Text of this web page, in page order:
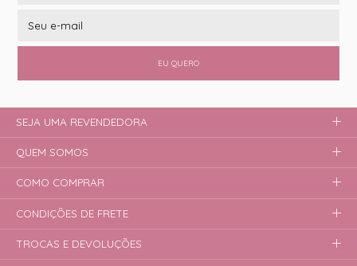
EU QUERO
SEJA UMA REVENDEDORA
QUEM SOMOS
COMO COMPRAR
CONDIÇÕES DE FRETE
TROCAS E DEVOLUÇÕES